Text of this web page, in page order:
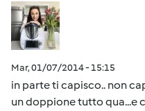
Mar, 01/07/2014 - 15:15
in parte ti capisco.. non
un doppione tutto qua...e